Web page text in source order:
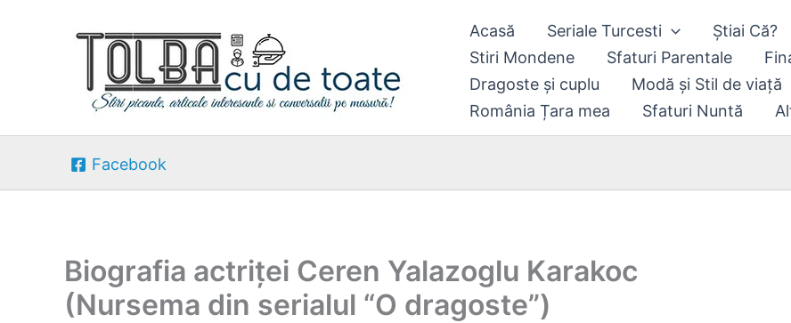
Acasă Seriale Turcesti Știai Că?
Stiri Mondene
Sfaturi Parentale
Dragoste și cuplu
Modă și Stil de viață
România Țara mea
Sfaturi Nuntă
Facebook
Biografia actriței Ceren Yalazoglu Karakoc
(Nursema din serialul “O dragoste”)